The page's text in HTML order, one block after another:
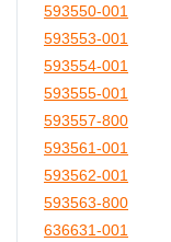
593550-001
593553-001
593554-001
593555-001
593557-800
593561-001
593562-001
593563-800
636631-001